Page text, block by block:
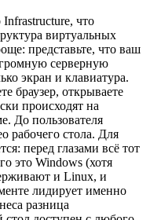
что
виртуальных
представьте, что ваш
серверную
экран и клавиатура.
браузер, открываете
происходят на
До пользователя
рабочего стола. Для
перед глазами всё тот
это Windows (хотя
и Linux, и
лидирует именно
разница